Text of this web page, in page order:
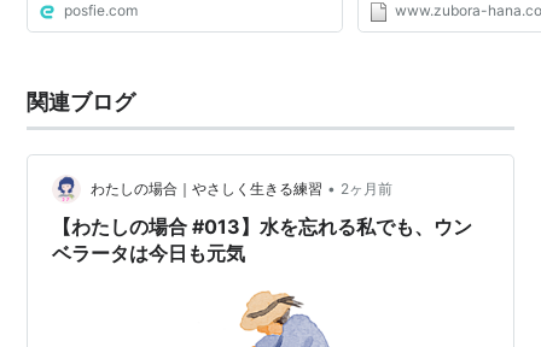
posfie.com www.zubora-
関連ブログ
わたしの場合｜やさしく生きる練習 • 2ヶ月前
【わたしの場合 #013】水を忘れる私でも、ウン
ベラータは今日も元気